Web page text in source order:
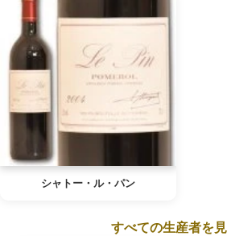
シャトー・ル・パン
すべての生産者を